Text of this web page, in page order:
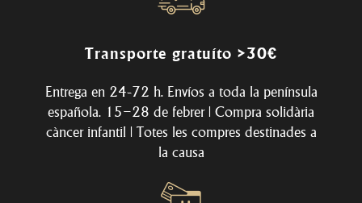
Transporte gratuíto >30€
Entrega en 24-72 h. Envíos a toda la península
española. 15–28 de febrer | Compra solidària
càncer infantil | Totes les compres destinades a
la causa